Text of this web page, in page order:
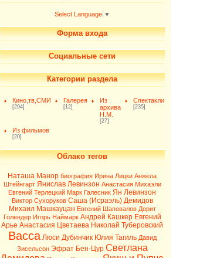
Select Language ▼
Форма входа
Социальные сети
Категории раздела
Кино,тв,СМИ
[294]
Галерея
[12]
Из
архива
Н.М.
[27]
Спектакли
[235]
Из фильмов
[20]
Облако тегов
Наташа Манор биография Ирина Лицки Анжела
Штейнгарт Янислав Левинзон Анастасия Михаэли
Евгений Терлецкий Марк Галесник Ян Левинзон
Виктор Сухоруков Саша (Исраэль) Демидов
Михаил Машкауцан Евгений Шаповалов Дорит
Голендер Игорь Наймарк Андрей Кашкер Евгений
Арье Анастасия Цветаева Николай Туберовский
Васса Люси Дубинчик Юлия Тагиль Давид
Зисельсон Эфрат Бен-Цур Светлана